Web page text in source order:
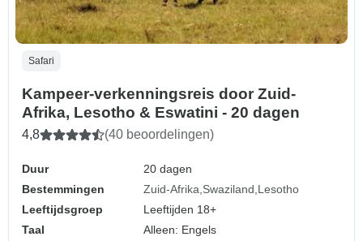
Safari
Kampeer-verkenningsreis door Zuid-
Afrika, Lesotho & Eswatini - 20 dagen
4,8 (40 beoordelingen)
Duur
20 dagen
Bestemmingen
Zuid-Afrika Swaziland Lesotho
Leeftijdsgroep
Leeftijden 18+
Taal
Alleen: Engels